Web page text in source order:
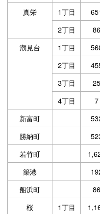
真栄
1丁目
2丁目
86
潮見台
1丁目
2丁目
3丁目
25
4丁目
7
新富町
勝納町
若竹町
築港
船浜町
86
桜
1丁目